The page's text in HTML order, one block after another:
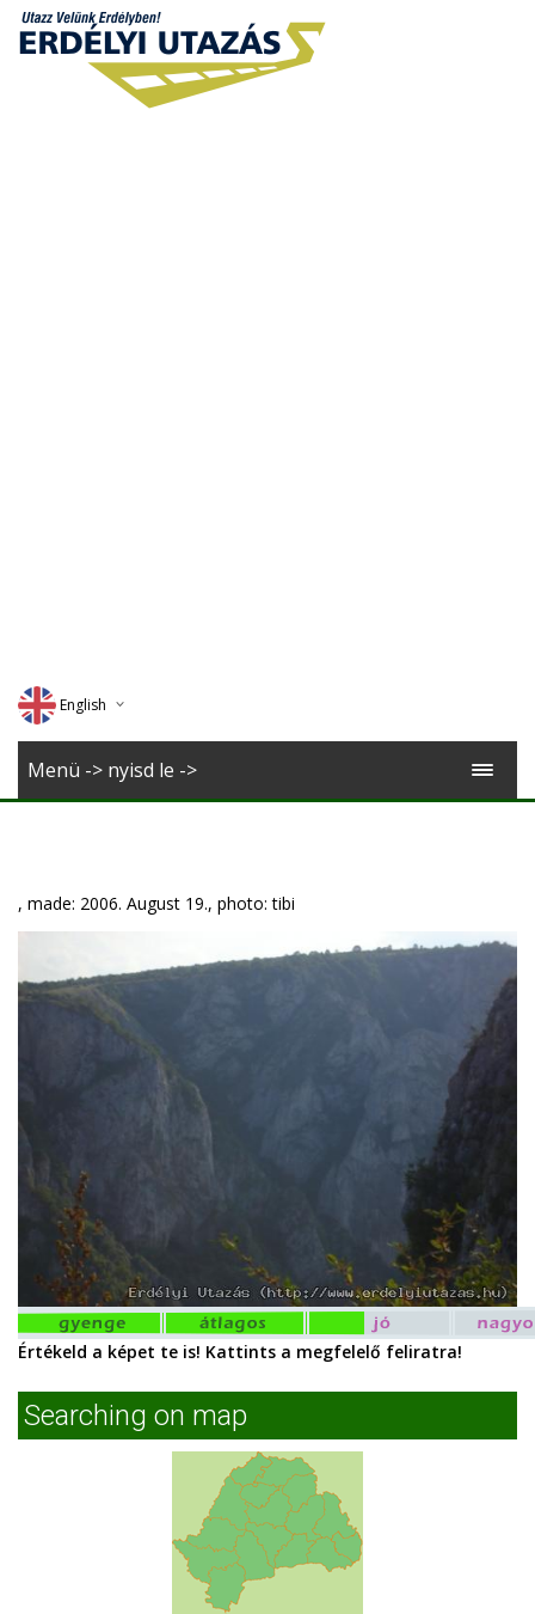
English
Deutsch
Menü -> nyisd le ->
, made: 2006. August 19., photo: tibi
Értékeld a képet te is! Kattints a megfelelő feliratra!
Searching on map